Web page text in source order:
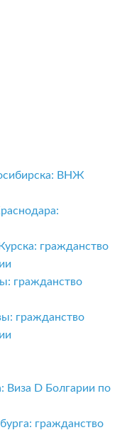
ВНЖ
гражданство
гражданство
гражданство
Виза D Болгарии по
гражданство